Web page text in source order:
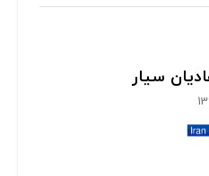
سیار